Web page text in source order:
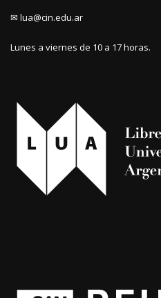
✉ lua@cin.edu.ar
Lunes a viernes de 10 a 17 horas.